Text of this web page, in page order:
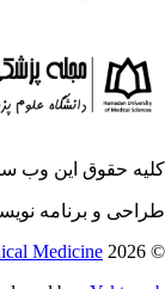
کلیه حقوق این وب
طراحی و برنامه
© 2026 CC BY-NC 4.0 |
Medicine